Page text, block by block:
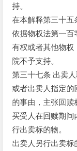
持。
在本解释第三十五
依据物权法第一百
有权或者其他物权
院不予支持。
第三十七条 出卖
或者出卖人指定的
的事由，主张回赎
买受人在回赎期间
行出卖标的物。
出卖人另行出卖标